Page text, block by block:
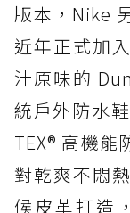
版本，Nike
近年正式加
汁原味的
統戶外防水
TEX® 高機能
對乾爽不悶
候皮革打造